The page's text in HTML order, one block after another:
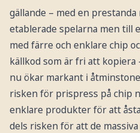
gällande – med en prestanda
etablerade spelarna men till
med färre och enklare chip
källkod som är fri att
nu ökar markant i
risken för prispress på chip
enklare produkter för att
dels risken för att de